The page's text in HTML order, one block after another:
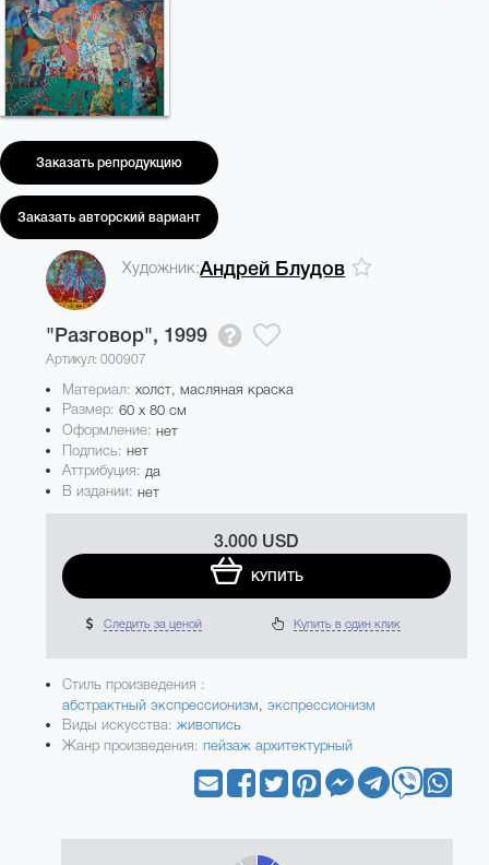
Заказать репродукцию
Заказать авторский вариант
Художник:Андрей Блудов
"Разговор", 1999
Артикул: 000907
Материал: холст, масляная краска
Размер: 60 x 80 см
Оформление:нет
Подпись:нет
Аттрибуция: да
В издании:нет
3.000 USD
КУПИТЬ
Следить за ценой Купить в один клик
Стиль произведения :
абстрактный экспрессионизм,экспрессионизм
Виды искусства:живопись
Жанр произведения: пейзаж архитектурный